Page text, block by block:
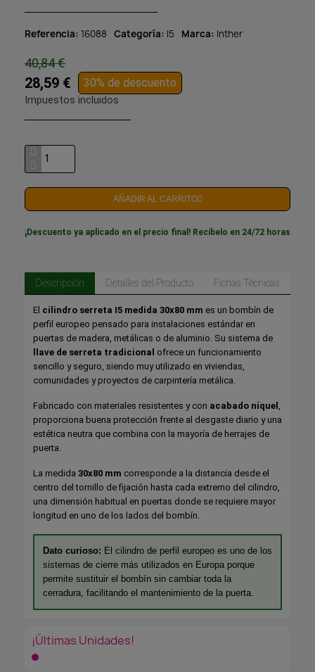
Referencia 16088 Categoría I5 Marca Inther
40,84 €
28,59 € 30% de descuento
Impuestos incluidos
AÑADIR AL CARRITO
¡Descuento ya aplicado en el precio final! Recíbelo en 24/72 horas
Descripción Detalles del Producto Fichas Técnicas
El cilindro serreta I5 medida 30x80 mm es un bombín de
perfil europeo pensado para instalaciones estándar en
puertas de madera, metálicas o de aluminio. Su sistema de
llave de serreta tradicional ofrece un funcionamiento
sencillo y seguro, siendo muy utilizado en viviendas,
comunidades y proyectos de carpintería metálica.
Fabricado con materiales resistentes y con acabado níquel
proporciona buena protección frente al desgaste diario y una
estética neutra que combina con la mayoría de herrajes de
puerta.
La medida 30x80 mm corresponde a la distancia desde el
centro del tornillo de fijación hasta cada extremo del cilindro,
una dimensión habitual en puertas donde se requiere mayor
longitud en uno de los lados del bombín.
Dato curioso: El cilindro de perfil europeo es uno de los
sistemas de cierre más utilizados en Europa porque
permite sustituir el bombín sin cambiar toda la
cerradura, facilitando el mantenimiento de la puerta.
¡Últimas Unidades!